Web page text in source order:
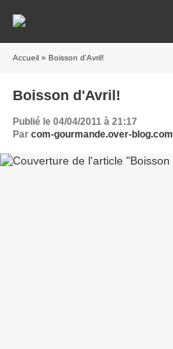
Accueil » Boisson d'Avril!
Boisson d'Avril!
Publié le 04/04/2011 à 21:17
Par com-gourmande.over-blog.com